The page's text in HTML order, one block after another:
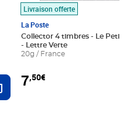
Ajouter au panier
Livraison offerte
La Poste
Collector 4 timbres - Le Petit
- Lettre Verte
20g / France
7,50€